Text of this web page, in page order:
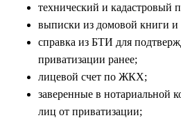
технический и кадастровый
выписки из домовой книги
справка из БТИ для
приватизации ранее;
лицевой счет по ЖКХ;
заверенные в нотариальной
лиц от приватизации;